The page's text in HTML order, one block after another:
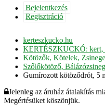
Bejelentkezés
Regisztráció
kerteszkucko.hu
KERTÉSZKUCKÓ: kert,
Kötözők, Kötelek,
Szőlőkötöző,
Gumírozott kötöződrót, 5
Jelenleg az áruház átalakítás
Megértésüket köszönjük.